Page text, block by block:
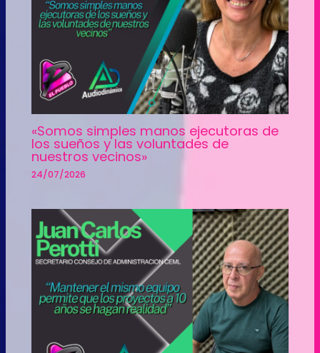
«Somos simples manos ejecutoras de
los sueños y las voluntades de
nuestros vecinos»
24/07/2026